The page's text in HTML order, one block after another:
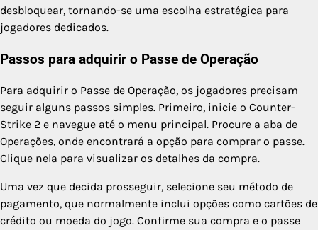
desbloquear, tornando-se uma escolha estratégica para
jogadores dedicados.
Passos para adquirir o Passe de Operação
Para adquirir o Passe de Operação, os jogadores precisam
seguir alguns passos simples. Primeiro, inicie o Counter-
Strike 2 e navegue até o menu principal. Procure a aba de
Operações, onde encontrará a opção para comprar o passe.
Clique nela para visualizar os detalhes da compra.
Uma vez que decida prosseguir, selecione seu método de
pagamento, que normalmente inclui opções como cartões de
crédito ou moeda do jogo. Confirme sua compra e o passe